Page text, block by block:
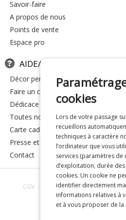
savoir-faire
a propos de nous
points de vente
espace pro
AIDE/FAQ
décor personnalisé
faire un cadeau
dédicace
toutes nos réponses
carte cadeau
presse et média
contact
CGV Avis clients Toutes nos
Confidentialité
cookies
Lors de votre passage
recueillons
techniques à caractère
l’ordinateur que vous
services (paramètres de
d’exploitation, durée
cookies. Un cookie ne
identifier directement
informations relatives à
et à vous proposer de